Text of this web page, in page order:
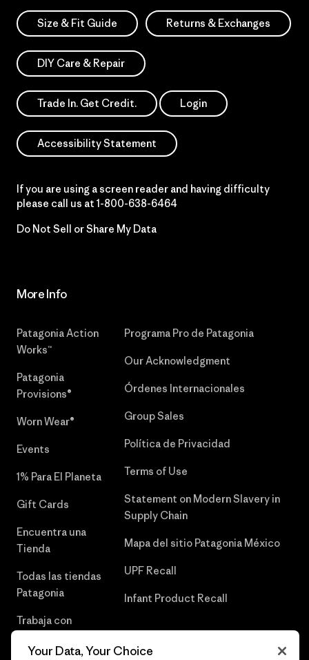
Size & Fit Guide Returns & Exchanges
DIY Care & Repair
Trade In. Get Credit. Login
Accessibility Statement
If you are using a screen reader and having difficulty
please call us at 1-800-638-6464
Do Not Sell or Share My Data
More Info
Patagonia Action
Works™
Patagonia
Provisions®
Worn Wear®
Events
1% Para El Planeta
Gift Cards
Encuentra una
Tienda
Todas las tiendas
Patagonia
Trabaja con
Programa Pro de Patagonia
Our Acknowledgment
Órdenes Internacionales
Group Sales
Política de Privacidad
Terms of Use
Statement on Modern Slavery in
Supply Chain
Mapa del sitio Patagonia México
UPF Recall
Infant Product Recall
Your Data, Your Choice